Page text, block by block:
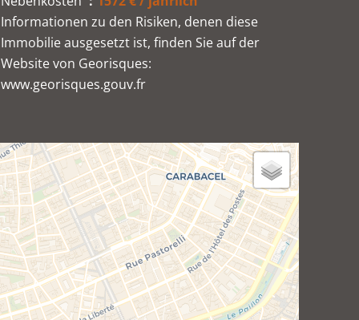
Informationen zu den Risiken, denen diese
Immobilie ausgesetzt ist, finden Sie auf der
Website von Georisques:
www.georisques.gouv.fr